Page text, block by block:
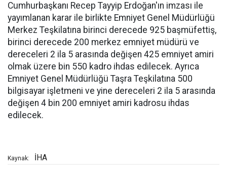
Cumhurbaşkanı Recep Tayyip Erdoğan'ın imzası ile
yayımlanan karar ile birlikte Emniyet Genel Müdürlüğü
Merkez Teşkilatına birinci derecede 925 başmüfettiş,
birinci derecede 200 merkez emniyet müdürü ve
dereceleri 2 ila 5 arasında değişen 425 emniyet amiri
olmak üzere bin 550 kadro ihdas edilecek. Ayrıca
Emniyet Genel Müdürlüğü Taşra Teşkilatına 500
bilgisayar işletmeni ve yine dereceleri 2 ila 5 arasında
değişen 4 bin 200 emniyet amiri kadrosu ihdas
edilecek.
Kaynak: İHA